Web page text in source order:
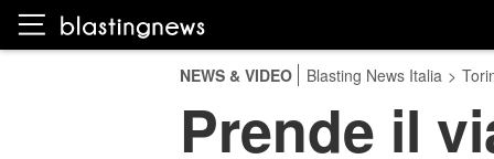
NEWS & VIDEO Blasting News Italia >
Prende il